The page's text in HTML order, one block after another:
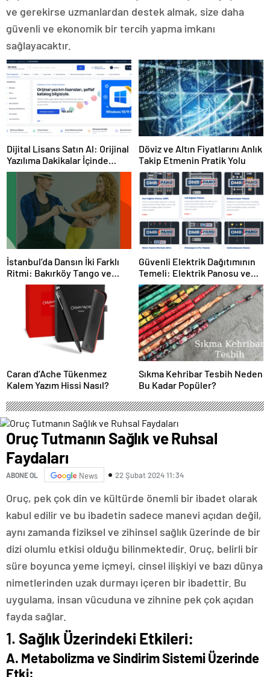
ve gerekirse uzmanlardan destek almak, size daha
güvenli ve ekonomik bir tercih yapma imkanı
sağlayacaktır.
Dijital Lisans Satın Al: Orijinal
Yazılıma Dakikalar İçinde
Sahip Olun
Döviz ve Altın Fiyatlarını Anlık
Takip Etmenin Pratik Yolu
İstanbul’da Dansın İki Farklı
Ritmi: Bakırköy Tango ve
Kadıköy Salsa Kursları
Güvenli Elektrik Dağıtımının
Temeli: Elektrik Panosu ve
Şantiye Panosu Rehberi
Caran d’Ache Tükenmez
Kalem Yazım Hissi Nasıl?
Sıkma Kehribar Tesbih Neden
Bu Kadar Popüler?
Oruç Tutmanın Sağlık ve Ruhsal
Faydaları
ABONE OL News 22 Şubat 2024 11:34
Oruç, pek çok din ve kültürde önemli bir ibadet olarak
kabul edilir ve bu ibadetin sadece manevi açıdan değil,
aynı zamanda fiziksel ve zihinsel sağlık üzerinde de bir
dizi olumlu etkisi olduğu bilinmektedir. Oruç, belirli bir
süre boyunca yeme içmeyi, cinsel ilişkiyi ve bazı dünya
nimetlerinden uzak durmayı içeren bir ibadettir. Bu
uygulama, insan vücuduna ve zihnine pek çok açıdan
fayda sağlar.
1. Sağlık Üzerindeki Etkileri:
A. Metabolizma ve Sindirim Sistemi Üzerinde
Etki: